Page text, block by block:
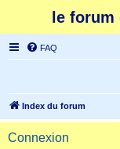
le
FAQ
Index du forum
Connexion